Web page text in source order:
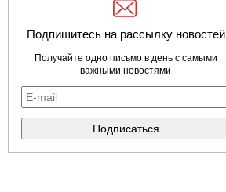
Подпишитесь на рассылку новостей
Получайте одно письмо в день с самыми
важными новостями